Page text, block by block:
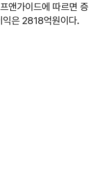
앤가이드에 따르면 증
익은 2818억원이다.